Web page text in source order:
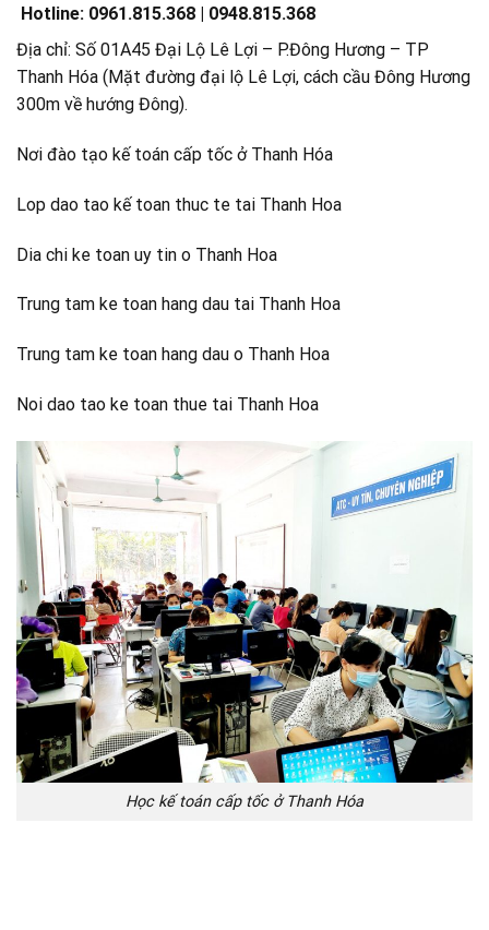
Hotline: 0961.815.368 | 0948.815.368
Địa chỉ: Số 01A45 Đại Lộ Lê Lợi – P.Đông Hương – TP
Thanh Hóa (Mặt đường đại lộ Lê Lợi, cách cầu Đông Hương
300m về hướng Đông).
Nơi đào tạo kế toán cấp tốc ở Thanh Hóa
Lop dao tao kế toan thuc te tai Thanh Hoa
Dia chi ke toan uy tin o Thanh Hoa
Trung tam ke toan hang dau tai Thanh Hoa
Trung tam ke toan hang dau o Thanh Hoa
Noi dao tao ke toan thue tai Thanh Hoa
Học kế toán cấp tốc ở Thanh Hóa